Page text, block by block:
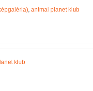
, animal planet klub
klub